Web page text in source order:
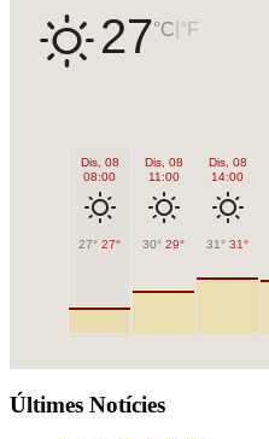
27°C °F
Dis, 08
08:00
27° 27°
Dis, 08
11:00
30° 29°
Dis, 08
14:00
31° 31°
Últimes Notícies